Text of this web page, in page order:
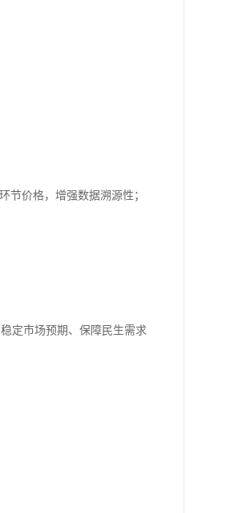
节价格，增强数据溯源性；
定市场预期、保障民生需求